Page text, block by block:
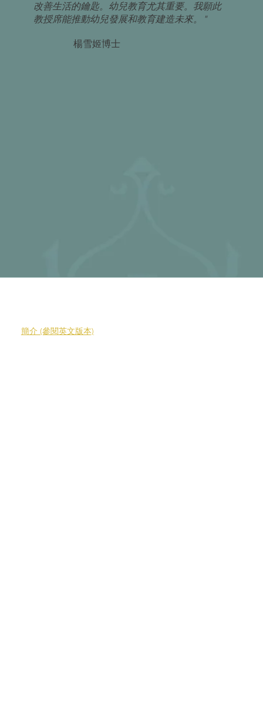
改善生活的鑰匙。幼兒教育尤其重要。我願此
教授席能推動幼兒發展和教育建造未來。"
楊雪姬博士
簡介 (參閱英文版本)